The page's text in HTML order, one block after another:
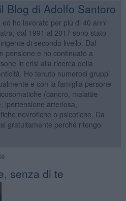
Blog di Adolfo Santoro
ed ho lavorato per più di 40 anni
dal 1991 al 2017 sono stato
di secondo livello. Dal
pensione e ho continuato a
in crisi alla ricerca della
Ho tenuto numerosi gruppi
e con la famiglia persone
(cancro, malattie
ipertensione arteriosa,
nevrotiche o psicotiche. Da
gratuitamente perché ritengo
senza di te